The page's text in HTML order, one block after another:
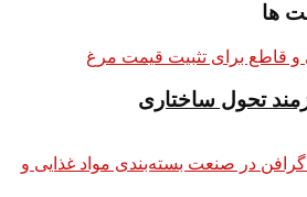
ها
تحول ساختاری